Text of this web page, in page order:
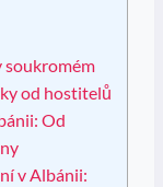
soukromém
od hostitelů
Od⁣
v Albánii: